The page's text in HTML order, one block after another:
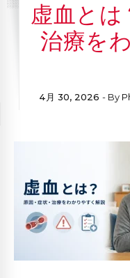
虚血とは
治療を
4月 30, 2026 - By